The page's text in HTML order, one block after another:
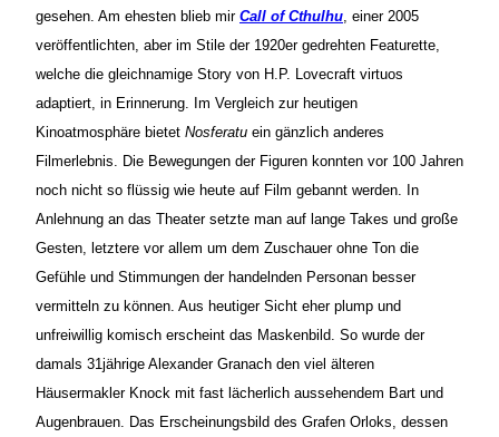
gesehen. Am ehesten blieb mir Call of Cthulhu , einer 2005
veröffentlichten, aber im Stile der 1920er gedrehten Featurette,
welche die gleichnamige Story von H.P. Lovecraft virtuos
adaptiert, in Erinnerung. Im Vergleich zur heutigen
Kinoatmosphäre bietet Nosferatu ein gänzlich anderes
Filmerlebnis. Die Bewegungen der Figuren konnten vor 100 Jahren
noch nicht so flüssig wie heute auf Film gebannt werden. In
Anlehnung an das Theater setzte man auf lange Takes und große
Gesten, letztere vor allem um dem Zuschauer ohne Ton die
Gefühle und Stimmungen der handelnden Personan besser
vermitteln zu können. Aus heutiger Sicht eher plump und
unfreiwillig komisch erscheint das Maskenbild. So wurde der
damals 31jährige Alexander Granach den viel älteren
Häusermakler Knock mit fast lächerlich aussehendem Bart und
Augenbrauen. Das Erscheinungsbild des Grafen Orloks, dessen